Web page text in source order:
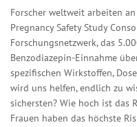
Forscher weltweit arbeiten
Pregnancy Safety Study
Forschungsnetzwerk, das
Benzodiazepin-Einnahme
spezifischen Wirkstoffen,
wird uns helfen, endlich zu
sichersten? Wie hoch ist das
Frauen haben das höchste